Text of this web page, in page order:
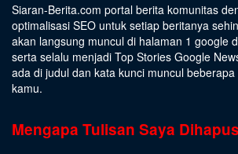
Siaran-Berita.com portal berita komunitas
optimalisasi SEO untuk setiap beritanya
akan langsung muncul di halaman 1 google
serta selalu menjadi Top Stories Google
ada di judul dan kata kunci muncul
kamu.
Mengapa Tulisan Saya